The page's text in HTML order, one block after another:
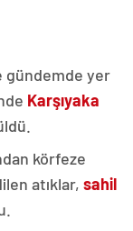
gündemde yer
Karşıyaka
körfeze
atıklar, sahil